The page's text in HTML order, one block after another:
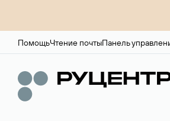
ПомощьЧтение почтыПанель